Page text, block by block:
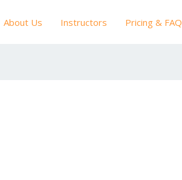
About Us Instructors Pricing & FAQ